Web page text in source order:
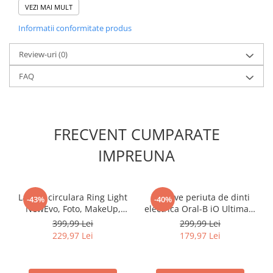
Hub-uri
Mini Imprimante
Rack Hard-disk
Sport & Travel
Antifurt bicicleta
Articole voiaj
VEZI MAI MULT
Informatii conformitate produs
Review-uri(0)
FAQ
FRECVENT CUMPARATE
IMPREUNA
-43%
Lampa circulara Ring Light
NewEvo, Foto, MakeUp,
Vlog, 240W, diametru 45 cm
lumina rece, calda si
neutra, 10 niveluri de
inclus + Telecomanda selfie
399,99 Lei
229,97 Lei
-40%
Rezerve periuta de dinti
electrica Oral-B iO Ultimate
Clean, compatibile doar cu
seria iO, Negru, 8 buc
299,99 Lei
179,97 Lei